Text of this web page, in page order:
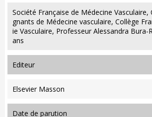
Société Française de Médecine Vasculaire,
gnants de Médecine vasculaire, Collège
ie Vasculaire, Professeur Alessandra Bura-
ans
editeur
Elsevier Masson
date de parution